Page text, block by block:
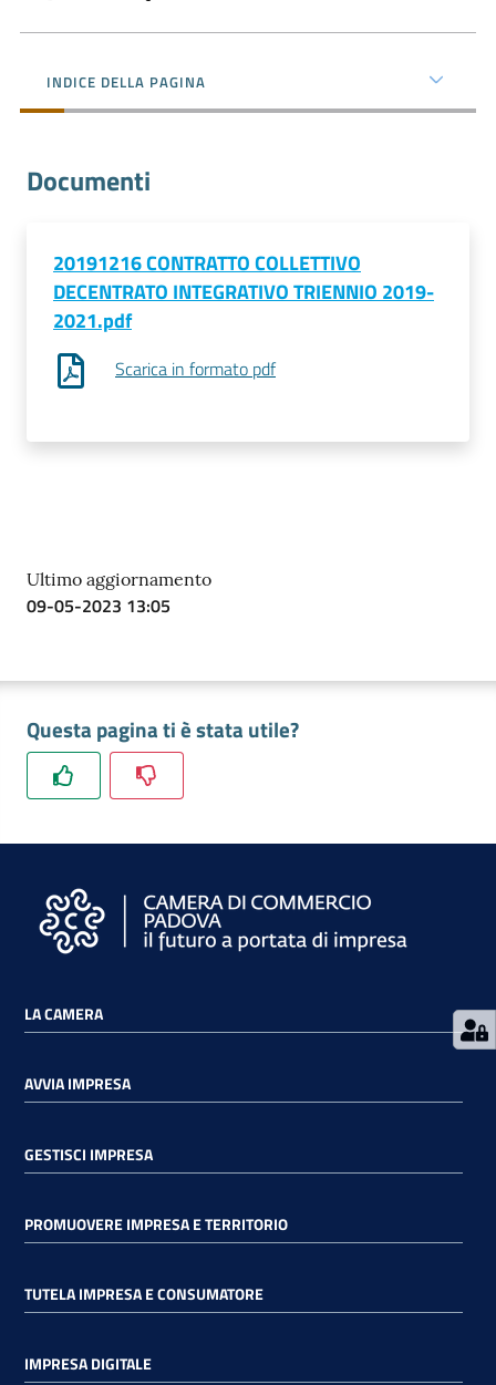
e
Digitale
Camera
on line
Servizi
online
Contatti
Newsle
Sala
Seguici
su
INDICE DELLA PAGINA
Documenti
20191216 CONTRATTO COLLETTIVO
DECENTRATO INTEGRATIVO TRIENNIO 2019-
2021.pdf
Scarica in formato pdf
Ultimo aggiornamento
09-05-2023 13:05
Questa pagina ti è stata utile?
LA CAMERA
AVVIA IMPRESA
GESTISCI IMPRESA
PROMUOVERE IMPRESA E TERRITORIO
TUTELA IMPRESA E CONSUMATORE
IMPRESA DIGITALE